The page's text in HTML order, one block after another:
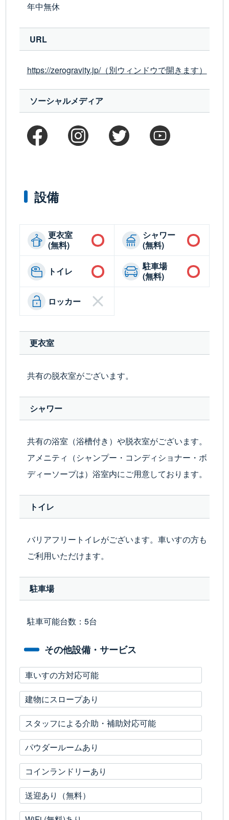
年中無休
URL
https://zerogravity.jp/（別ウィンドウで開きます）
ソーシャルメディア
設備
更衣室
(無料)
シャワー
(無料)
トイレ
駐車場
(無料)
ロッカー
更衣室
共有の脱衣室がございます。
シャワー
共有の浴室（浴槽付き）や脱衣室がございます。
アメニティ（シャンプー・コンディショナー・ボ
ディーソープは）浴室内にご用意しております。
トイレ
バリアフリートイレがございます。車いすの方も
ご利用いただけます。
駐車場
駐車可能台数：5台
その他設備・サービス
車いすの方対応可能
建物にスロープあり
スタッフによる介助・補助対応可能
パウダールームあり
コインランドリーあり
送迎あり（無料）